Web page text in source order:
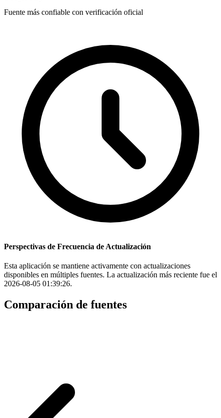
Fuente más confiable con verificación oficial
Perspectivas de Frecuencia de Actualización
Esta aplicación se mantiene activamente con actualizaciones
disponibles en múltiples fuentes. La actualización más reciente fue el
2026-08-05 01:39:26.
Comparación de fuentes